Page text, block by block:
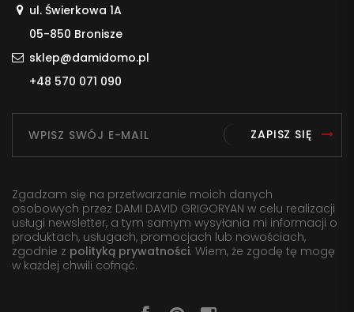
ul. Świerkowa 1A
05-850 Bronisze
sklep@damidomo.pl
+48 570 071 090
ZAPISZ SIĘ
Zgadzam się na przetwarzanie moich danych
osobowych przez DAMI DAVID GRIGORYAN w celu realizacji
usługi newsletter, a tym samym wysyłania mi informacji o
produktach, usługach, promocjach lub nowościach,
zgodnie z polityką prywatności. Wiem, że zgodę tę mogę
w każdej chwili cofnąć.